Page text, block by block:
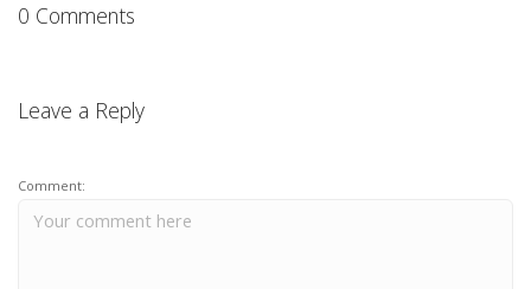
0 Comments
Leave a Reply
Comment: